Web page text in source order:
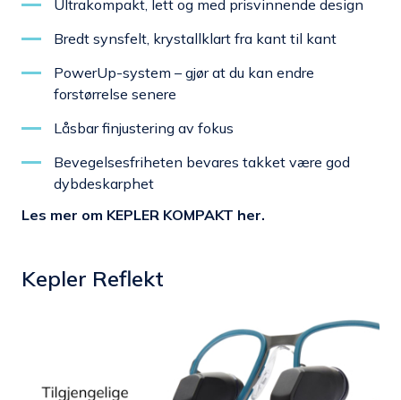
Ultrakompakt, lett og med prisvinnende design
Bredt synsfelt, krystallklart fra kant til kant
PowerUp-system – gjør at du kan endre
forstørrelse senere
Låsbar finjustering av fokus
Bevegelsesfriheten bevares takket være god
dybdeskarphet
Les mer om KEPLER KOMPAKT her.
Kepler Reflekt